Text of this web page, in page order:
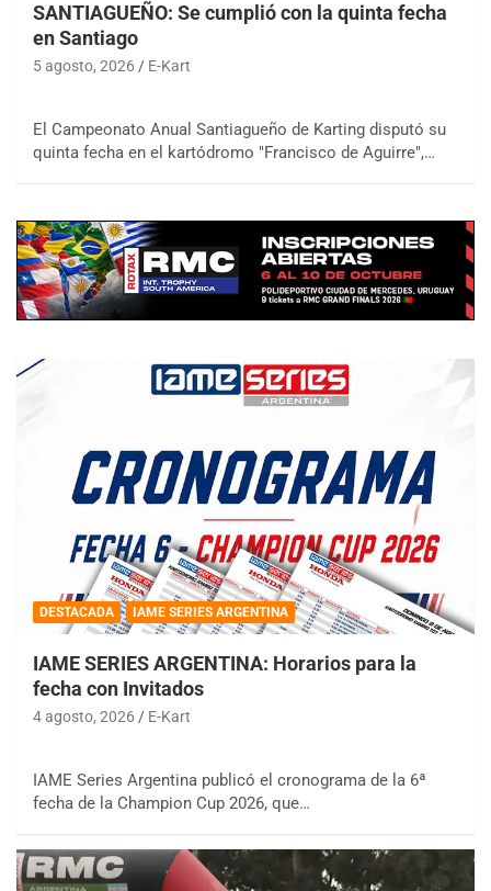
SANTIAGUEÑO: Se cumplió con la quinta fecha
en Santiago
5 agosto, 2026 E-Kart
El Campeonato Anual Santiagueño de Karting disputó su
quinta fecha en el kartódromo "Francisco de Aguirre",…
DESTACADA IAME SERIES ARGENTINA
IAME SERIES ARGENTINA: Horarios para la
fecha con Invitados
4 agosto, 2026 E-Kart
IAME Series Argentina publicó el cronograma de la 6ª
fecha de la Champion Cup 2026, que…